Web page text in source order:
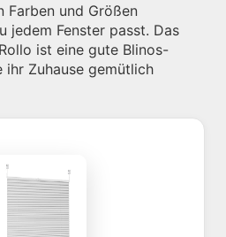
Farben und Größen
jedem Fenster passt. Das
ist eine gute Blinos-
Zuhause gemütlich